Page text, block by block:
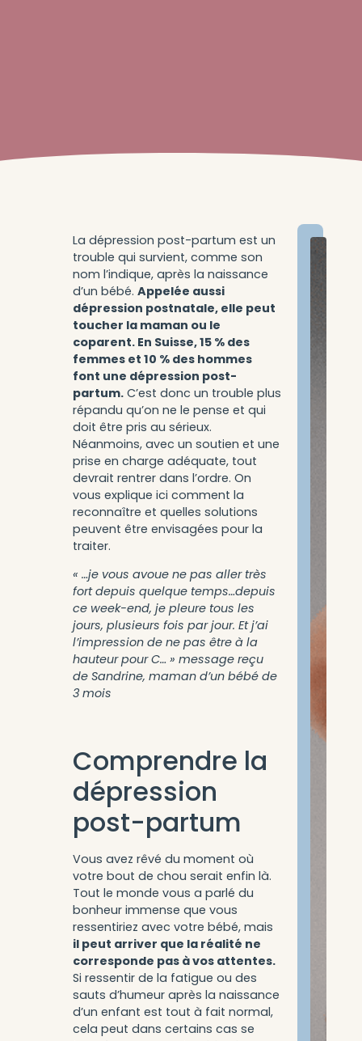
La dépression post-partum est un
trouble qui survient, comme son
nom l’indique, après la naissance
d’un bébé. Appelée aussi
dépression postnatale, elle peut
toucher la maman ou le
coparent. En Suisse, 15 % des
femmes et 10 % des hommes
font une dépression post-
partum. C’est donc un trouble plus
répandu qu’on ne le pense et qui
doit être pris au sérieux.
Néanmoins, avec un soutien et une
prise en charge adéquate, tout
devrait rentrer dans l’ordre. On
vous explique ici comment la
reconnaître et quelles solutions
peuvent être envisagées pour la
traiter.
« …je vous avoue ne pas aller très
fort depuis quelque temps…depuis
ce week-end, je pleure tous les
jours, plusieurs fois par jour. Et j’ai
l’impression de ne pas être à la
hauteur pour C… » message reçu
de Sandrine, maman d’un bébé de
3 mois
Comprendre la
dépression
post-partum
Vous avez rêvé du moment où
votre bout de chou serait enfin là.
Tout le monde vous a parlé du
bonheur immense que vous
ressentiriez avec votre bébé, mais
il peut arriver que la réalité ne
corresponde pas à vos attentes.
Si ressentir de la fatigue ou des
sauts d’humeur après la naissance
d’un enfant est tout à fait normal,
cela peut dans certains cas se